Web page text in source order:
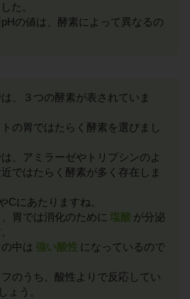
た。
の値は、酵素によって異なるの
、３つの酵素が表されていま
の胃ではたらく酵素を選びまし
、アミラーゼやトリプシンのよ
ではたらく酵素が多く存在しま
Cにあたりますね。
胃では消化のために 塩酸 が分泌
中は 強い酸性 になっているので
のうち、酸性よりで反応してい
ょう。